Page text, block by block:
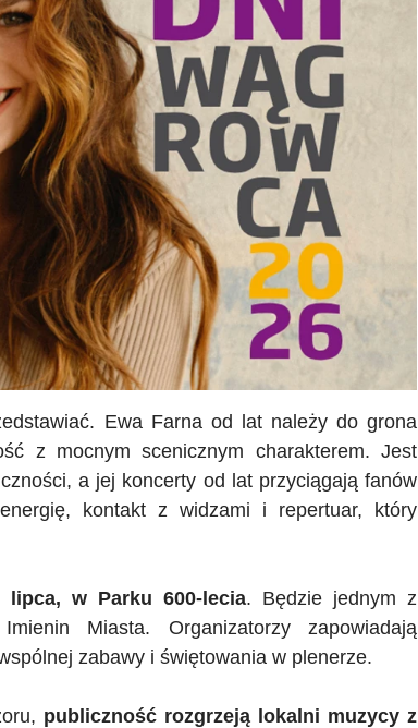
Ewa Farna od lat należy do grona
z mocnym scenicznym charakterem. Jest
a jej koncerty od lat przyciągają fanów
kontakt z widzami i repertuar, który
w Parku 600-lecia. Będzie jednym z
Miasta. Organizatorzy zapowiadają
zabawy i świętowania w plenerze.
publiczność rozgrzeją lokalni muzycy z